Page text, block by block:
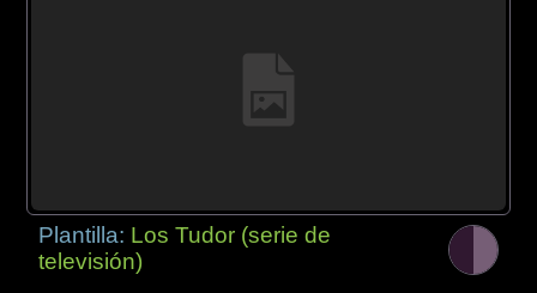
Plantilla: Los Tudor (serie de
televisión)